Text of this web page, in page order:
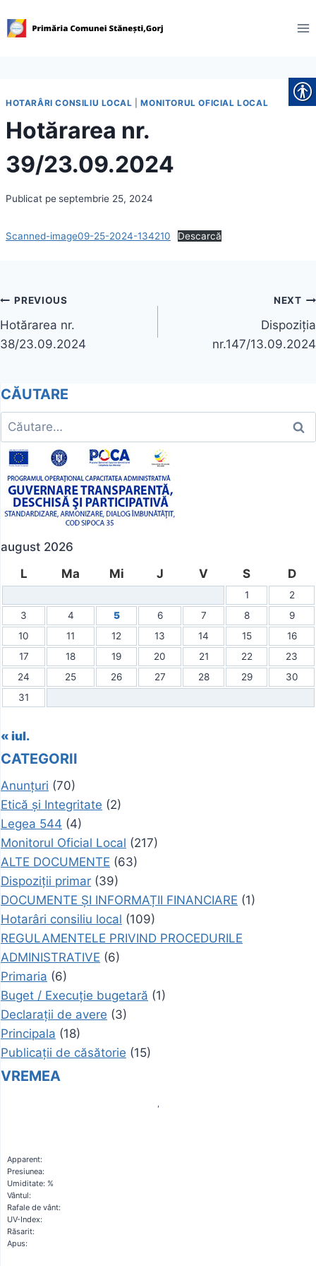
to
HOTARÂRI CONSILIU LOCAL |MONITORUL OFICIAL LOCAL
Hotărarea nr.
39/23.09.2024
Publicat peseptembrie 25, 2024
Scanned-image09-25-2024-134210 Descarcă
Navigare
în
PREVIOUS
Hotărarea nr.
38/23.09.2024
NEXT
Dispoziția
nr.147/13.09.2024
CĂUTARE
Caută
după:
august 2026
L
Ma Mi J V S D
1
2
3
4 5 6 7 8
9
10
11 12 13 14 15
16
17
18 19 20 21 22
23
24
25 26 27 28 29
30
31
« iul.
CATEGORII
Anunțuri (70)
Etică și Integritate (2)
Legea 544 (4)
Monitorul Oficial Local (217)
ALTE DOCUMENTE (63)
Dispoziții primar (39)
DOCUMENTE ȘI INFORMAȚII FINANCIARE (1)
Hotarâri consiliu local (109)
REGULAMENTELE PRIVIND PROCEDURILE
ADMINISTRATIVE (6)
Primaria (6)
Buget / Execuție bugetară (1)
Declarații de avere (3)
Principala (18)
Publicații de căsătorie (15)
VREMEA
Apparent:
Presiunea:
Umiditate: %
Vântul:
Rafale de vânt:
UV-Index:
Răsarit:
Apus: